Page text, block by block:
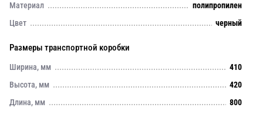
Материал
полипропилен
Цвет
черный
Размеры транспортной коробки
Ширина, мм
410
Высота, мм
420
Длина, мм
800